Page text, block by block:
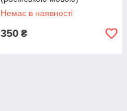
Немає в наявності
350 ₴